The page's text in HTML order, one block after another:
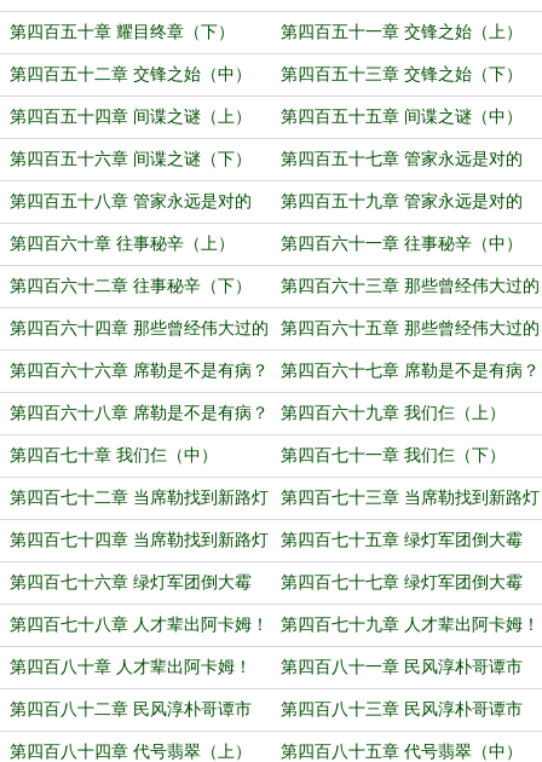
第四百五十章 耀目终章（下） 第四百五十一章 交锋之始（上）
第四百五十二章 交锋之始（中） 第四百五十三章 交锋之始（下）
第四百五十四章 间谍之谜（上） 第四百五十五章 间谍之谜（中）
第四百五十六章 间谍之谜（下） 第四百五十七章 管家永远是对的
（上）
第四百五十八章 管家永远是对的
（中）
第四百五十九章 管家永远是对的
（下）
第四百六十章 往事秘辛（上） 第四百六十一章 往事秘辛（中）
第四百六十二章 往事秘辛（下） 第四百六十三章 那些曾经伟大过的
（上）
第四百六十四章 那些曾经伟大过的
（中）
第四百六十五章 那些曾经伟大过的
（下）
第四百六十六章 席勒是不是有病？ 第四百六十七章 席勒是不是有病？
（中）
第四百六十八章 席勒是不是有病？
（下）
第四百六十九章 我们仨（上）
第四百七十章 我们仨（中） 第四百七十一章 我们仨（下）
第四百七十二章 当席勒找到新路灯
（上）
第四百七十三章 当席勒找到新路灯
（中）
第四百七十四章 当席勒找到新路灯
（下）
第四百七十五章 绿灯军团倒大霉
（上）
第四百七十六章 绿灯军团倒大霉
（中）
第四百七十七章 绿灯军团倒大霉
（下）
第四百七十八章 人才辈出阿卡姆！
（上）
第四百七十九章 人才辈出阿卡姆！
（中）
第四百八十章 人才辈出阿卡姆！
（下）
第四百八十一章 民风淳朴哥谭市
（上）
第四百八十二章 民风淳朴哥谭市
（中）
第四百八十三章 民风淳朴哥谭市
（下）
第四百八十四章 代号翡翠（上） 第四百八十五章 代号翡翠（中）